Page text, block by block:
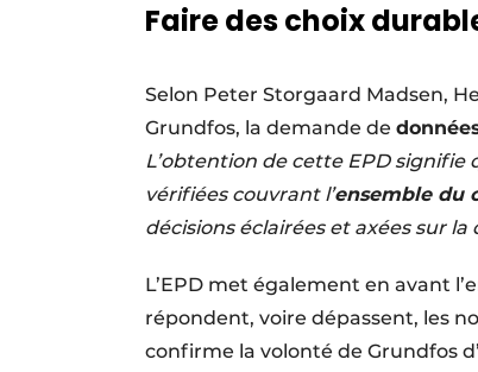
Faire des choix
Selon Peter Storgaard Madsen,
Grundfos, la demande de
L’obtention de cette EPD signifie
vérifiées couvrant l’ensemble du
décisions éclairées et axées sur
L’EPD met également en avant
répondent, voire dépassent, les
confirme la volonté de Grundfos